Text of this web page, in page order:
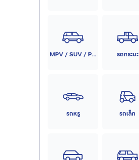
MPV / SUV / PPV รถกระบะ
รถหรู รถเล็ก